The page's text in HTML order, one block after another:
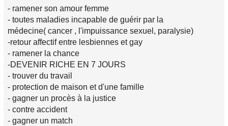
- ramener son amour femme
- toutes maladies incapable de guérir par la
médecine( cancer , l'impuissance sexuel, paralysie)
-retour affectif entre lesbiennes et gay
- ramener la chance
-DEVENIR RICHE EN 7 JOURS
- trouver du travail
- protection de maison et d'une famille
- gagner un procès à la justice
- contre accident
- gagner un match